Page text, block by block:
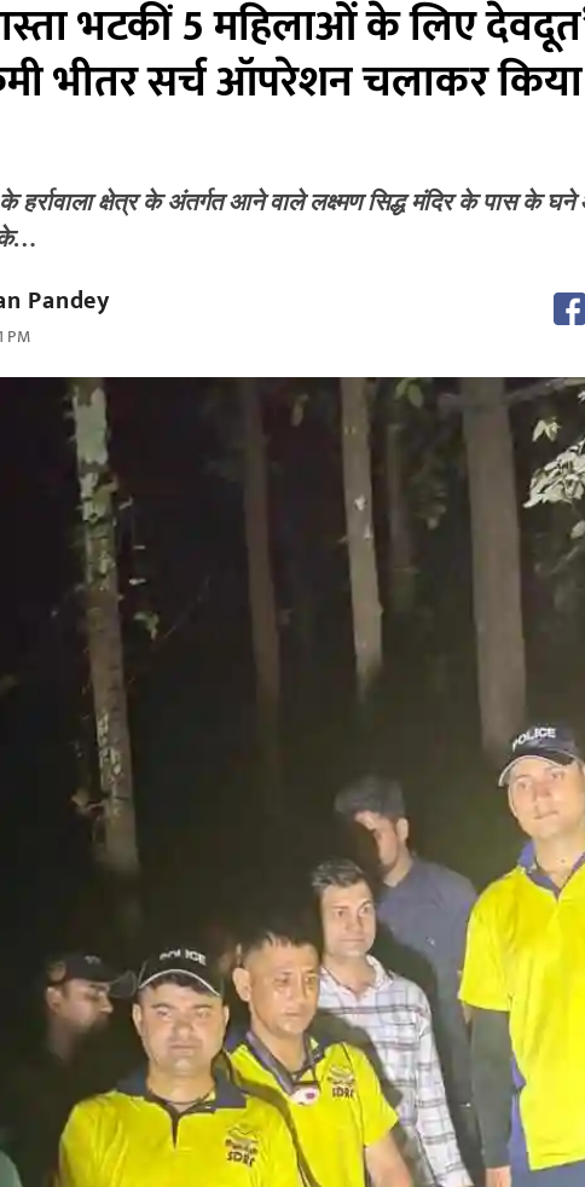
भटकीं 5 महिलाओं के लिए
भीतर सर्च ऑपरेशन चलाकर किया
हर्रावाला क्षेत्र के अंतर्गत आने वाले लक्ष्मण सिद्ध मंदिर के पास के
के…
Pandey
PM